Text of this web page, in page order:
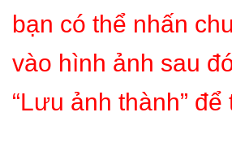
bạn có thể nhấn
vào hình ảnh sau
“Lưu ảnh thành” để